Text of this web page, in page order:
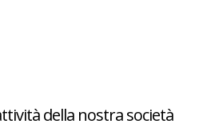
della nostra società